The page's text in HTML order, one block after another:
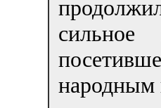
народным